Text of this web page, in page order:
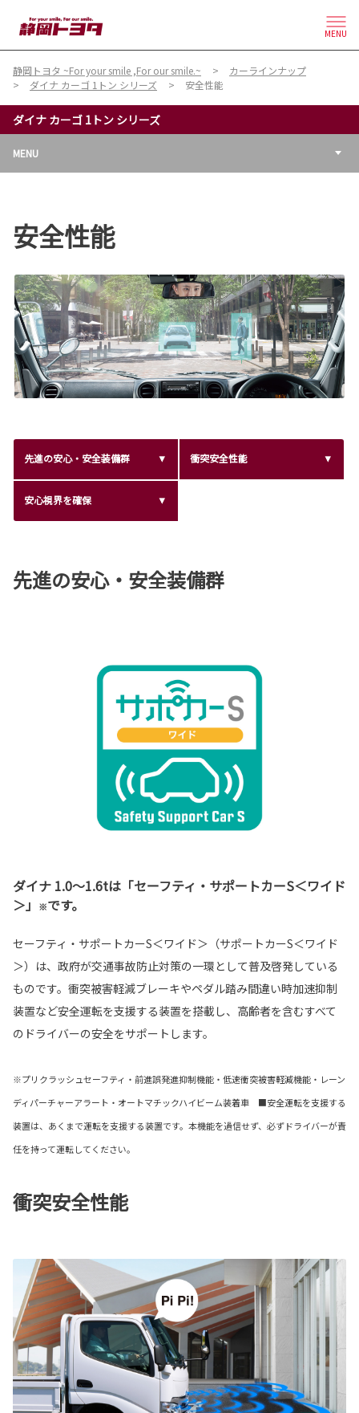
MENU
静岡トヨタ ~For your smile ,For our smile.~
カーラインナップ
ダイナ カーゴ 1トン シリーズ
安全性能
ダイナ カーゴ 1トン シリーズ
MENU
安全性能
先進の安心・安全装備群 衝突安全性能
安心視界を確保
先進の安心・安全装備群
ダイナ 1.0〜1.6tは「セーフティ・サポートカーS＜ワイド
＞」
※です。
セーフティ・サポートカーS＜ワイド＞（サポートカーS＜ワイド
＞）は、政府が交通事故防止対策の一環として普及啓発している
ものです。衝突被害軽減ブレーキやペダル踏み間違い時加速抑制
装置など安全運転を支援する装置を搭載し、高齢者を含むすべて
のドライバーの安全をサポートします。
※プリクラッシュセーフティ・前進誤発進抑制機能・低速衝突被害軽減機能・レーン
ディパーチャーアラート・オートマチックハイビーム装着車 ■安全運転を支援する
装置は、あくまで運転を支援する装置です。本機能を過信せず、必ずドライバーが責
任を持って運転してください。
衝突安全性能